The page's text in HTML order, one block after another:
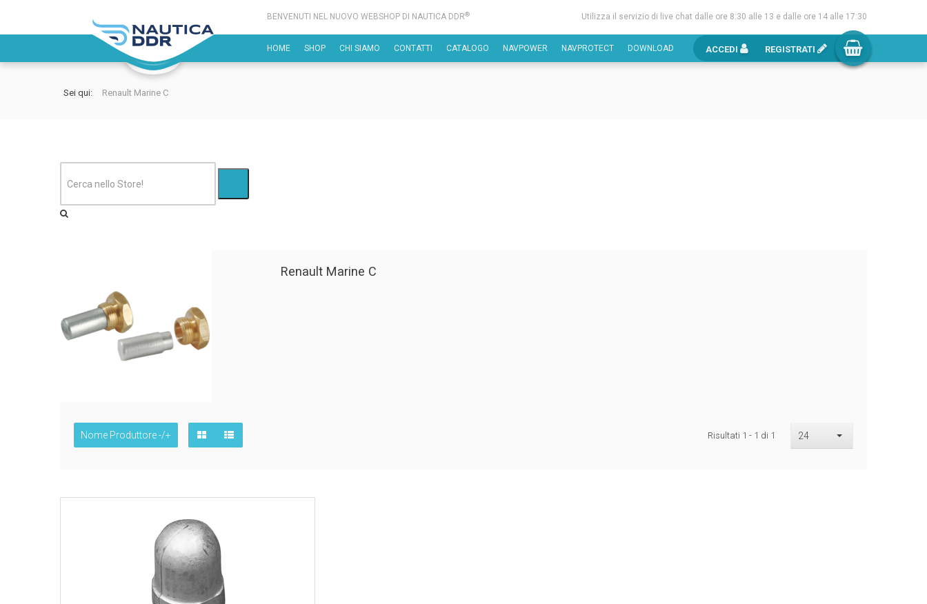
BENVENUTI NEL NUOVO WEBSHOP DI NAUTICA DDR® Utilizza il servizio di live chat dalle ore 8:30 alle 13 e dalle ore 14 alle 17:30
HOME SHOP CHI SIAMO CONTATTI CATALOGO NAVPOWER NAVPROTECT DOWNLOAD ACCEDI REGISTRATI
Sei qui: Renault Marine C
Renault Marine C
Nome Produttore -/+ Risultati 1 - 1 di 1 24